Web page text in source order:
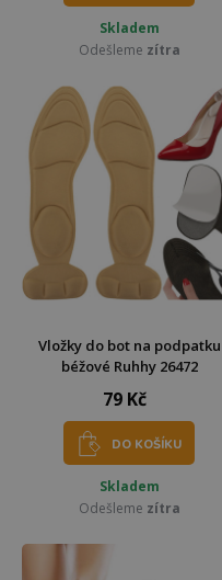
Skladem
Odešleme zítra
Vložky do bot na podpatku
béžové Ruhhy 26472
79 Kč
DO KOŠÍKU
Skladem
Odešleme zítra